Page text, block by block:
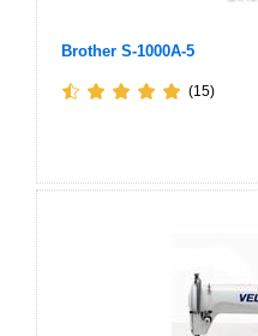
Brother S-1000A-5
(15)